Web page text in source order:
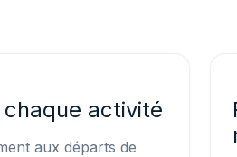
activité
aux départs de